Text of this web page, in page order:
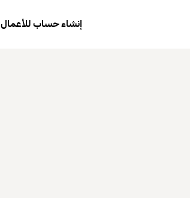
إنشاء حساب للأعمال